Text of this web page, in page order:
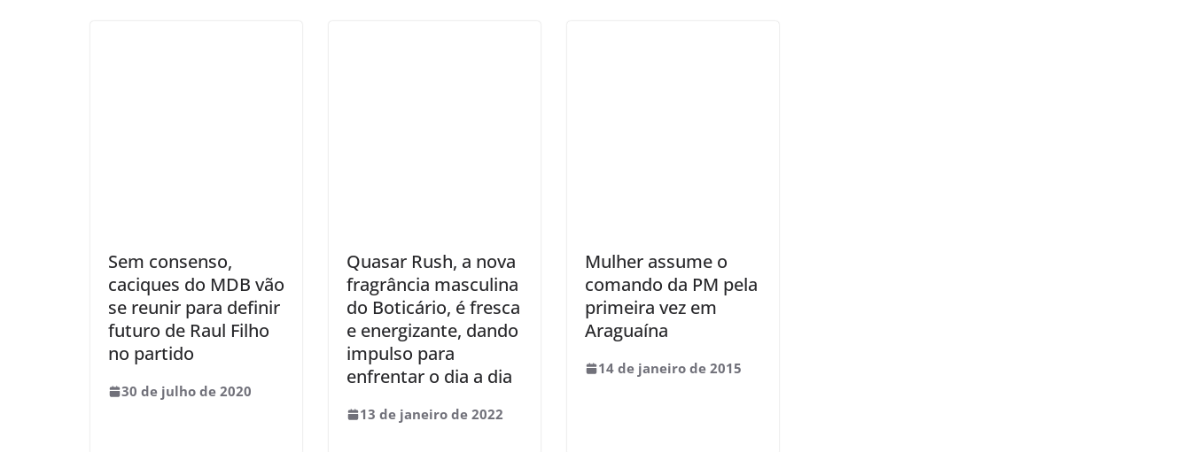
Sem consenso,
caciques do MDB vão
se reunir para definir
futuro de Raul Filho
no partido
30 de julho de 2020
Quasar Rush, a nova
fragrância masculina
do Boticário, é fresca
e energizante, dando
impulso para
enfrentar o dia a dia
13 de janeiro de 2022
Mulher assume o
comando da PM pela
primeira vez em
Araguaína
14 de janeiro de 2015